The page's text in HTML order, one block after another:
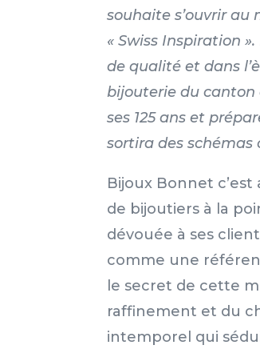
souhaite s’ouvrir
« Swiss Inspiration
de qualité et dans
bijouterie du canton
ses 125 ans et
sortira des schémas
Bijoux Bonnet
de bijoutiers à la
dévouée à ses
comme une
le secret de cette
raffinement et du
intemporel qui